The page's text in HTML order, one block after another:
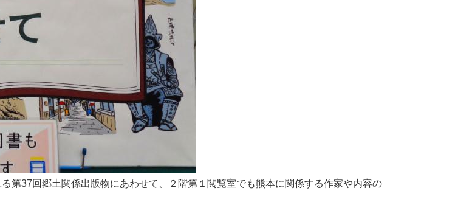
第37回郷土関係出版物にあわせて、２階第１閲覧室でも熊本に関係する作家や内容の